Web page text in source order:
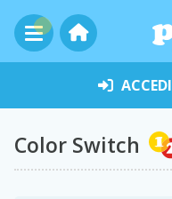
ACCEDI
Color Switch